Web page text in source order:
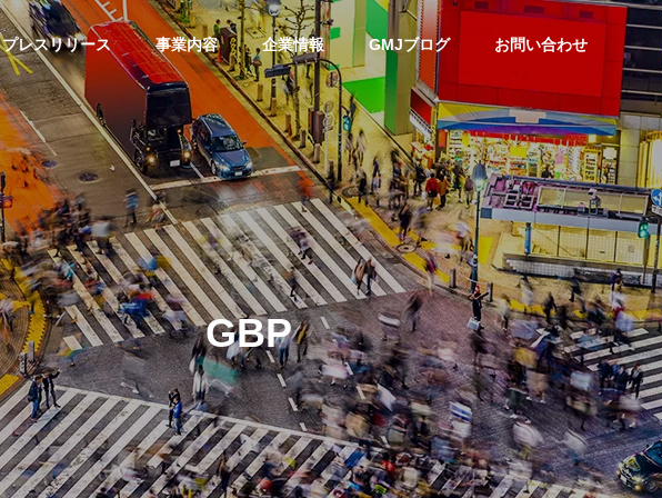
プレスリリース 事業内容 企業情報 GMJブログ お問い合わせ
GBP